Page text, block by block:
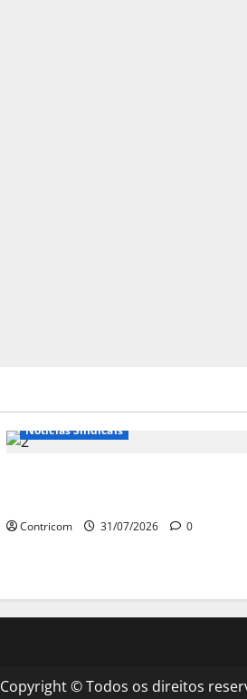
Notícias Sindicais
Contricom 31/07/2026 0
Copyright © Todos os direitos